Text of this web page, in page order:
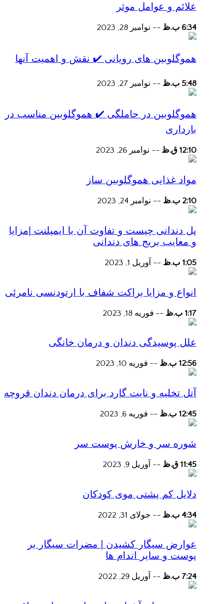
علائم و عوامل موثر
6:34 ب.ظ -- نوامبر 28, 2023
هموگلوبین های رویانی ✔️ نقش و اهمیت آنها
5:48 ب.ظ -- نوامبر 27, 2023
هموگلوبین در حاملگی ✔️ هموگلوبین مناسب در
بارداری
12:10 ق.ظ -- نوامبر 26, 2023
مواد غذایی هموگلوبین ساز
2:10 ب.ظ -- نوامبر 24, 2023
پل دندانی چیست و تفاوت آن با ایمپلنت |مزایا
و معایب بریج های دندانی
1:05 ب.ظ -- آوریل 1, 2023
انواع و مزایا براکت شفاف با ارتودنسی نامرئی
1:17 ب.ظ -- فوریه 18, 2023
علل پوسیدگی دندان و درمان خانگی
12:56 ب.ظ -- فوریه 10, 2023
آتل تخلیه و نایت گارد برای درمان دندان قروچه
12:45 ب.ظ -- فوریه 6, 2023
شوره سر و خارش پوست سر
11:45 ق.ظ -- آوریل 9, 2023
دلایل کم پشتی موی کودکان
4:34 ب.ظ -- جولای 31, 2022
عوارض سیگار کشیدن | مضرات سیگار بر
پوست و سایر اندام ها
7:24 ب.ظ -- آوریل 29, 2022